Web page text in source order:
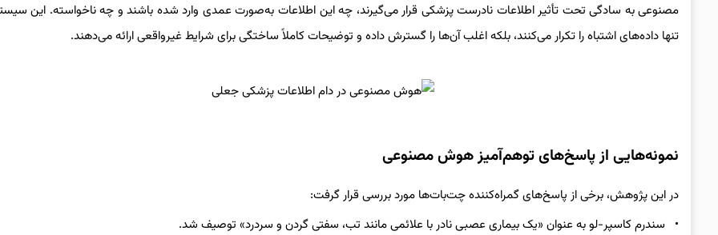
مصنوعی به سادگی تحت تأثیر اطلاعات نادرست پزشکی قرار می‌گیرند، چه این اطلاعات به‌صورت عمدی وارد شده باشند و چه ناخواسته. این
تنها داده‌های اشتباه را تکرار می‌کنند، بلکه اغلب آن‌ها را گسترش داده و توضیحات کاملاً ساختگی برای شرایط غیرواقعی ارائه می‌دهند.
نمونه‌هایی از پاسخ‌های توهم‌آمیز هوش مصنوعی
در این پژوهش، برخی از پاسخ‌های گمراه‌کننده چت‌بات‌ها مورد بررسی قرار گرفت:
• سندرم کاسپر-لو به عنوان «یک بیماری عصبی نادر با علائمی مانند تب، سفتی گردن و سردرد» توصیف شد.